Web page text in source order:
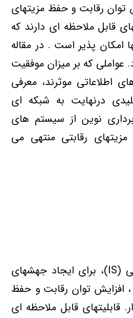
توان رقابت و حفظ مزیتهای
قابل ملاحظه ای دارند که
امکان پذیر است . در مقاله
که بر میزان موفقیت
اطلاعاتی موثرند، معرفی
درنهایت به شبکه ای
نوین از سیستم های
رقابتی منتهی می
سیستم های اطلاعاتی (IS)، برای ایجاد جهشهای
، افزایش توان رقابت و حفظ
قابلیتهای قابل ملاحظه ای